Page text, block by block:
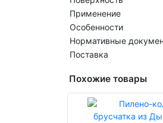
Применение
Особенности
Нормативные
Поставка
Похожие товары